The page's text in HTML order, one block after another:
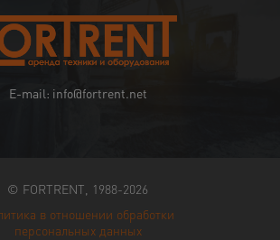
E-mail: info@fortrent.net
© FORTRENT, 1988-2026
в отношении обработки
персональных данных